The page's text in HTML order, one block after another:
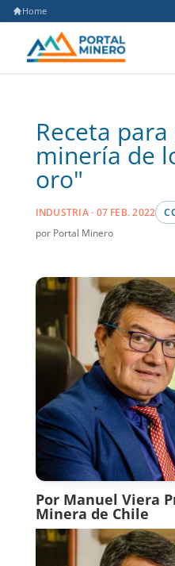
Home
Receta
minería de
oro"
INDUSTRIA · 07 FEB. 2022
por Portal Minero
Por Manuel Viera
Minera de Chile